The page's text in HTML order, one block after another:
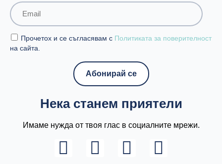
Прочетох и се съгласявам с Политиката за поверителност
на сайта.
Нека станем приятели
Имаме нужда от твоя глас в социалните мрежи.
L
I
F
Y